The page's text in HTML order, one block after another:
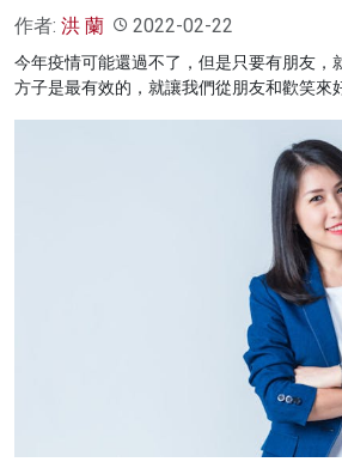
作者: 洪 蘭 2022-02-22
今年疫情可能還過不了，但是只要有朋友，
方子是最有效的，就讓我們從朋友和歡笑來